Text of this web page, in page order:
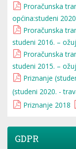
Proračunska
općina:studeni
Proračunska
studeni 2016. –
Proračunska
studeni 2015. –
Priznanje
(studeni 2020. -
Priznanje 2018
GDPR